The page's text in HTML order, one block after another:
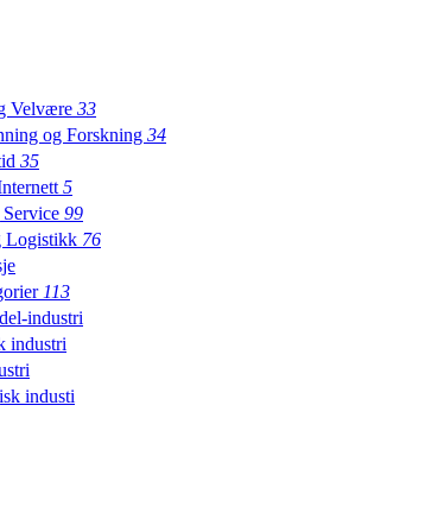
Velvære 33
og Forskning 34
35
5
99
Logistikk 76
113
industri
industri
industi